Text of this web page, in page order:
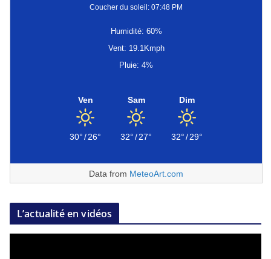
Coucher du soleil: 07:48 PM
Humidité: 60%
Vent: 19.1Kmph
Pluie: 4%
Ven
30°/26°
Sam
32°/27°
Dim
32°/29°
Data from MeteoArt.com
L’actualité en vidéos